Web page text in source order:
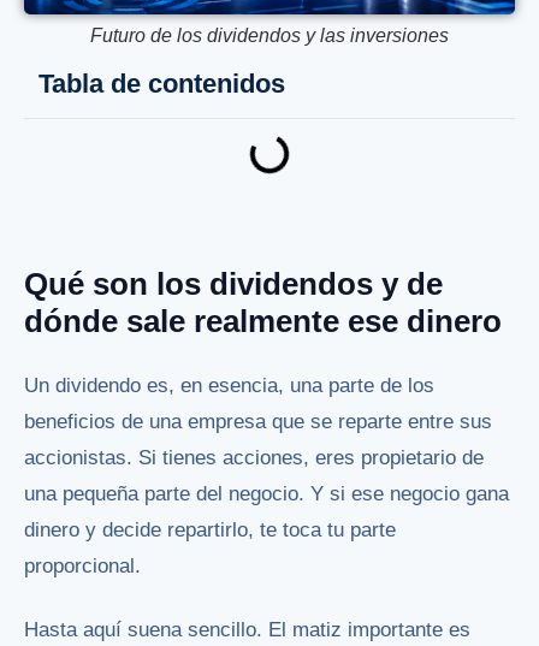
Futuro de los dividendos y las inversiones
Tabla de contenidos
Qué son los dividendos y de
dónde sale realmente ese dinero
Un dividendo es, en esencia, una parte de los
beneficios de una empresa que se reparte entre sus
accionistas. Si tienes acciones, eres propietario de
una pequeña parte del negocio. Y si ese negocio gana
dinero y decide repartirlo, te toca tu parte
proporcional.
Hasta aquí suena sencillo. El matiz importante es